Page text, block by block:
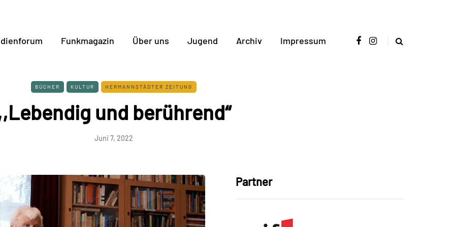
Funkmagazin Über uns Jugend Archiv Impressum
BÜCHER KULTUR HERMANNSTÄDTER ZEITUNG
und berührend“
Juni 7, 2022
Partner